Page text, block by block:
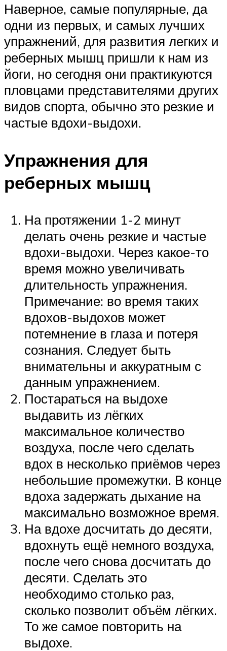
Наверное, самые популярные, да
одни из первых, и самых лучших
упражнений, для развития легких и
реберных мышц пришли к нам из
йоги, но сегодня они практикуются
пловцами представителями других
видов спорта, обычно это резкие и
частые вдохи-выдохи.
Упражнения для
реберных мышц
На протяжении 1-2 минут
делать очень резкие и частые
вдохи-выдохи. Через какое-то
время можно увеличивать
длительность упражнения.
Примечание: во время таких
вдохов-выдохов может
потемнение в глаза и потеря
сознания. Следует быть
внимательны и аккуратным с
данным упражнением.
Постараться на выдохе
выдавить из лёгких
максимальное количество
воздуха, после чего сделать
вдох в несколько приёмов через
небольшие промежутки. В конце
вдоха задержать дыхание на
максимально возможное время.
На вдохе досчитать до десяти,
вдохнуть ещё немного воздуха,
после чего снова досчитать до
десяти. Сделать это
необходимо столько раз,
сколько позволит объём лёгких.
То же самое повторить на
выдохе.